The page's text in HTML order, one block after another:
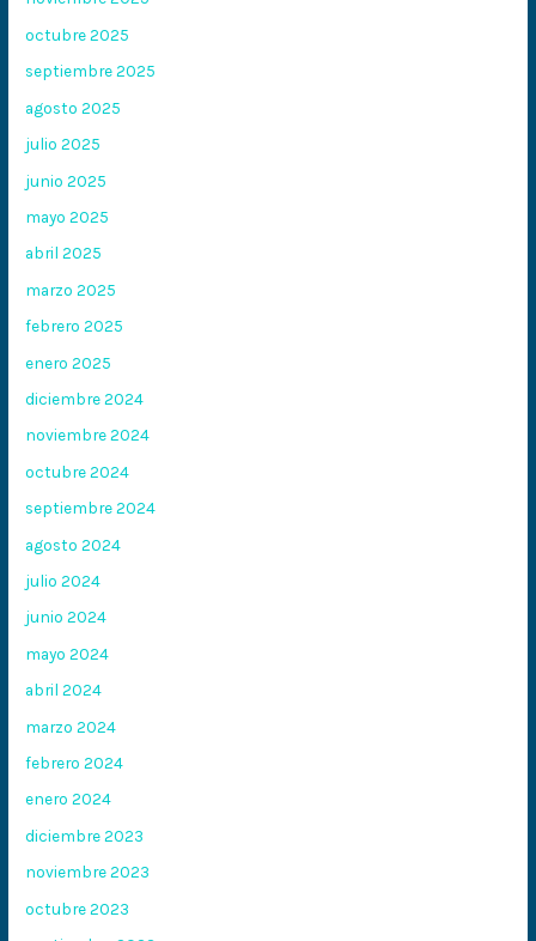
octubre 2025
septiembre 2025
agosto 2025
julio 2025
junio 2025
mayo 2025
abril 2025
marzo 2025
febrero 2025
enero 2025
diciembre 2024
noviembre 2024
octubre 2024
septiembre 2024
agosto 2024
julio 2024
junio 2024
mayo 2024
abril 2024
marzo 2024
febrero 2024
enero 2024
diciembre 2023
noviembre 2023
octubre 2023